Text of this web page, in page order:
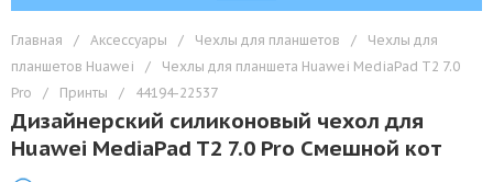
Главная / Аксессуары / Чехлы для планшетов /
Чехлы для
планшетов Huawei
/
Чехлы для планшета Huawei MediaPad T2 7.0
Pro
/ Принты / 44194-22537
Дизайнерский силиконовый чехол для
Huawei MediaPad T2 7.0 Pro Смешной кот